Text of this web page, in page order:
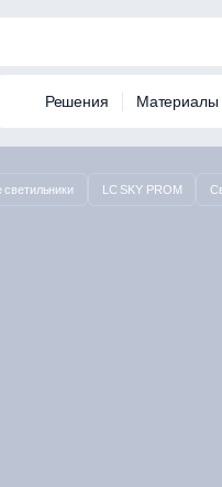
Решения Материалы
LC SKY PROM